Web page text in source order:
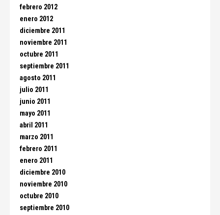
febrero 2012
enero 2012
diciembre 2011
noviembre 2011
octubre 2011
septiembre 2011
agosto 2011
julio 2011
junio 2011
mayo 2011
abril 2011
marzo 2011
febrero 2011
enero 2011
diciembre 2010
noviembre 2010
octubre 2010
septiembre 2010